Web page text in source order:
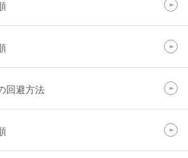
回避方法